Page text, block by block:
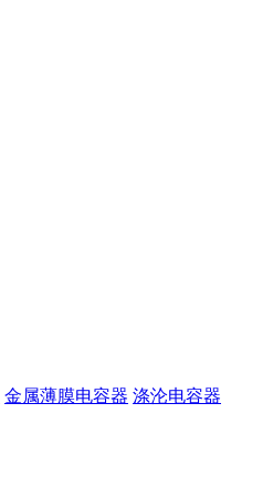
金属薄膜电容器 涤沦电容器